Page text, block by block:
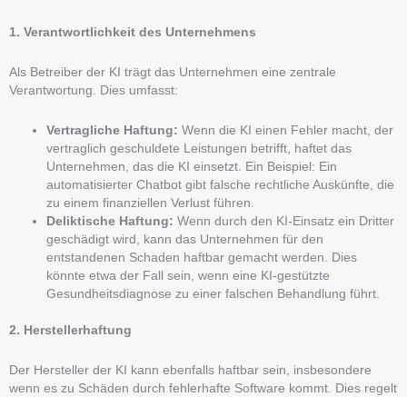
1. Verantwortlichkeit des Unternehmens
Als Betreiber der KI trägt das Unternehmen eine zentrale
Verantwortung. Dies umfasst:
Vertragliche Haftung: Wenn die KI einen Fehler macht, der
vertraglich geschuldete Leistungen betrifft, haftet das
Unternehmen, das die KI einsetzt. Ein Beispiel: Ein
automatisierter Chatbot gibt falsche rechtliche Auskünfte, die
zu einem finanziellen Verlust führen.
Deliktische Haftung: Wenn durch den KI-Einsatz ein Dritter
geschädigt wird, kann das Unternehmen für den
entstandenen Schaden haftbar gemacht werden. Dies
könnte etwa der Fall sein, wenn eine KI-gestützte
Gesundheitsdiagnose zu einer falschen Behandlung führt.
2. Herstellerhaftung
Der Hersteller der KI kann ebenfalls haftbar sein, insbesondere
wenn es zu Schäden durch fehlerhafte Software kommt. Dies regelt